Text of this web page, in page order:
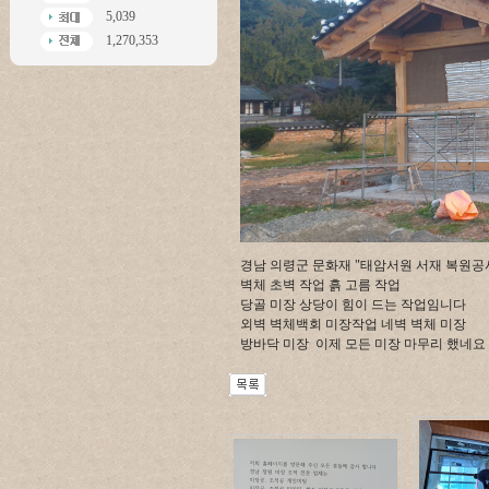
5,039
1,270,353
경남 의령군 문화재 "태암서원 서재 복원공
벽체 초벽 작업 흙 고름 작업
당골 미장 상당이 힘이 드는 작업임니다
외벽 벽체백회 미장작업 네벽 벽체 미장
방바닥 미장 이제 모든 미장 마무리 했네요